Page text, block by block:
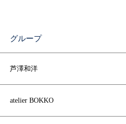
グループ
芦澤和洋
atelier BOKKO